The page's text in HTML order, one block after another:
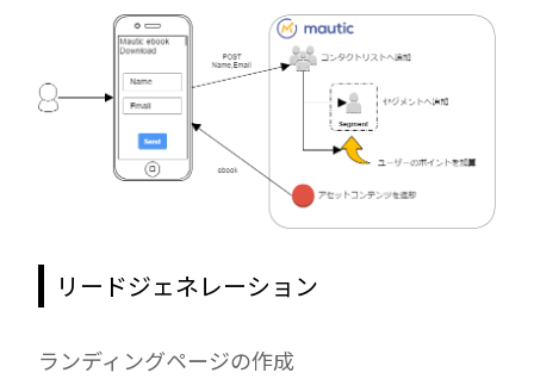
リードジェネレーション
ランディングページの作成